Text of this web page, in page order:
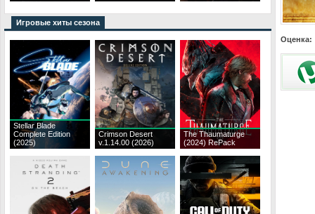
Игровые хиты сезона
Stellar Blade
Complete Edition
(2025)
Crimson Desert
v.1.14.00 (2026)
The Thaumaturge
(2024) RePack
Оценка: